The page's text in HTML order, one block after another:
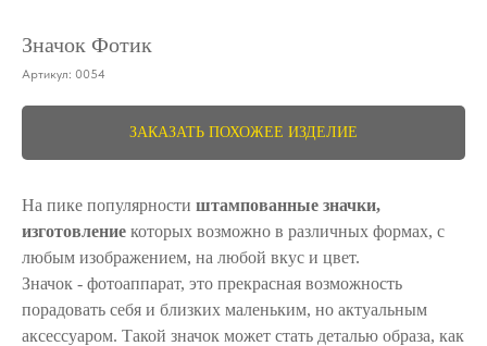
Значок Фотик
Артикул: 0054
ЗАКАЗАТЬ ПОХОЖЕЕ ИЗДЕЛИЕ
На пике популярности штампованные значки,
изготовление которых возможно в различных формах, с
любым изображением, на любой вкус и цвет.
Значок - фотоаппарат, это прекрасная возможность
порадовать себя и близких маленьким, но актуальным
аксессуаром. Такой значок может стать деталью образа, как